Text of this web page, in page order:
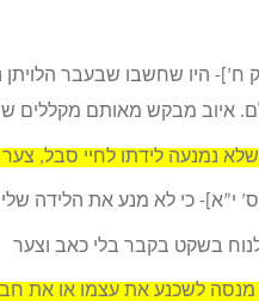
ח’]- היו שחשבו שבעבר
איוב מבקש מאותם מקללים
שלא נמנעה לידתו לחיי סבל,
י”א]- כי לא מנע את הלידה
בשקט בקבר בלי כאב וצער
מנסה לשכנע את עצמו או את